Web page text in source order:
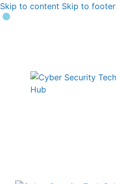
Skip to content Skip to footer